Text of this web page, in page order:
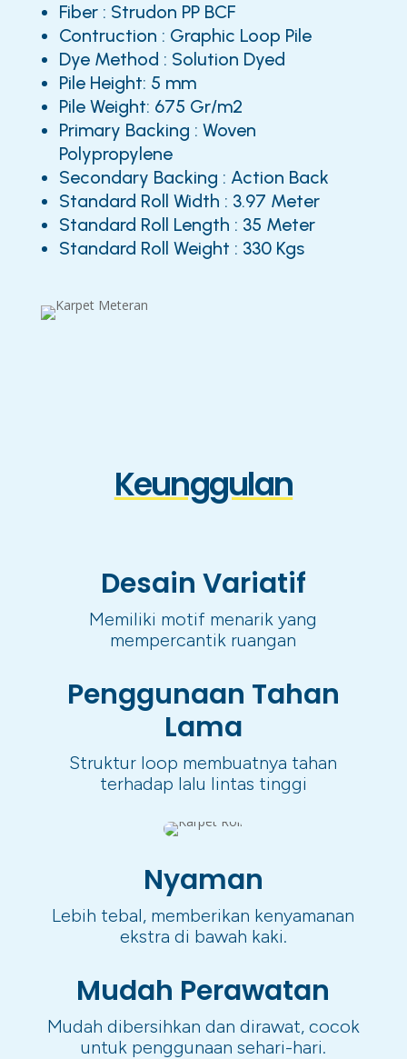
Fiber : Strudon PP BCF
Contruction : Graphic Loop Pile
Dye Method : Solution Dyed
Pile Height: 5 mm
Pile Weight: 675 Gr/m2
Primary Backing : Woven
Polypropylene
Secondary Backing : Action Back
Standard Roll Width : 3.97 Meter
Standard Roll Length : 35 Meter
Standard Roll Weight : 330 Kgs
Keunggulan
Desain Variatif
Memiliki motif menarik yang
mempercantik ruangan
Penggunaan Tahan
Lama
Struktur loop membuatnya tahan
terhadap lalu lintas tinggi
Nyaman
Lebih tebal, memberikan kenyamanan
ekstra di bawah kaki.
Mudah Perawatan
Mudah dibersihkan dan dirawat, cocok
untuk penggunaan sehari-hari.